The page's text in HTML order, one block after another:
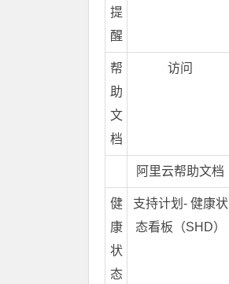
提
醒
帮
助
文
档
访问
阿里云帮助文档
健
康
状
态
支持计划- 健康状
态看板（SHD）